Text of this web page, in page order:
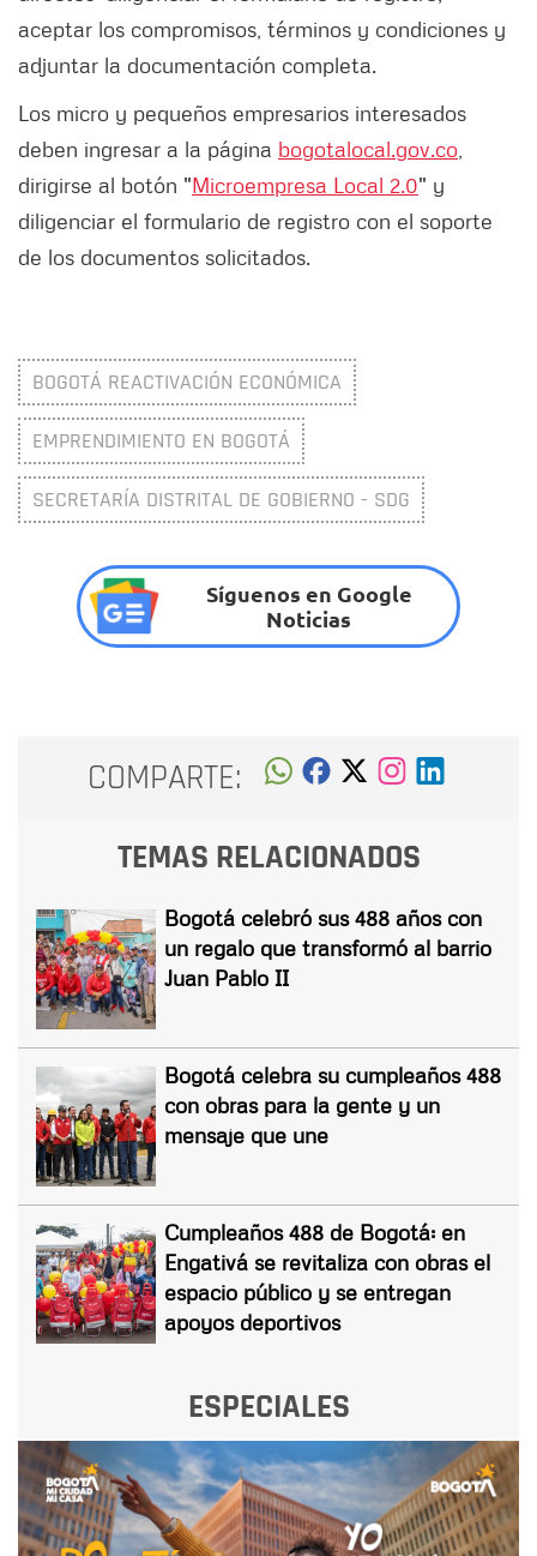
aceptar los compromisos, términos y condiciones y
adjuntar la documentación completa.
Los micro y pequeños empresarios interesados
deben ingresar a la página bogotalocal.gov.co
dirigirse al botón "Microempresa Local 2.0" y
diligenciar el formulario de registro con el soporte
de los documentos solicitados.
BOGOTÁ REACTIVACIÓN ECONÓMICA
EMPRENDIMIENTO EN BOGOTÁ
SECRETARÍA DISTRITAL DE GOBIERNO - SDG
Síguenos en Google
Noticias
COMPARTE:
TEMAS RELACIONADOS
Bogotá celebró sus 488 años con
un regalo que transformó al barrio
Juan Pablo II
Bogotá celebra su cumpleaños 488
con obras para la gente y un
mensaje que une
Cumpleaños 488 de Bogotá: en
Engativá se revitaliza con obras el
espacio público y se entregan
apoyos deportivos
ESPECIALES